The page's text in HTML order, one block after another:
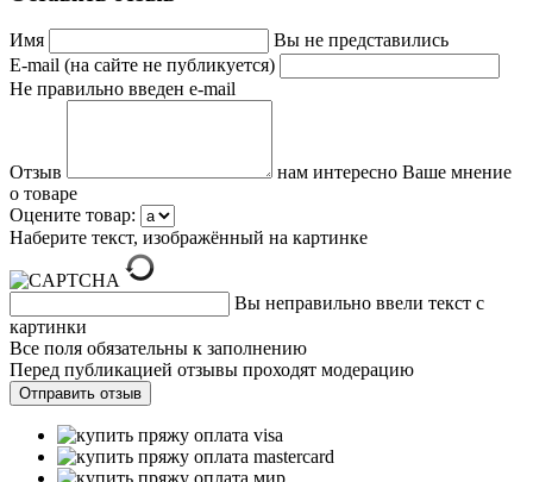
Имя
Вы не представились
E-mail (на сайте не публикуется)
Не правильно введен e-mail
Отзыв
нам интересно Ваше мнение
о товаре
Оцените товар:
Наберите текст, изображённый на картинке
Вы неправильно ввели текст с
картинки
Все поля обязательны к заполнению
Перед публикацией отзывы проходят модерацию